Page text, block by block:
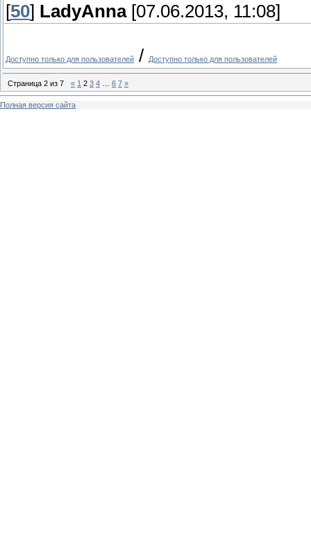
[50] LadyAnna[07.06.2013, 11:08]
Доступно только для пользователей / Доступно только для пользователей
Страница 2 из 7 « 1 2 3 4 6 7 »
Полная версия сайта